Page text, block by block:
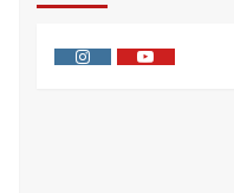
InstagramYoutube